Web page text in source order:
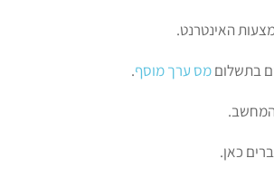
בתשלוםמס ערך מוסף.
כאן.